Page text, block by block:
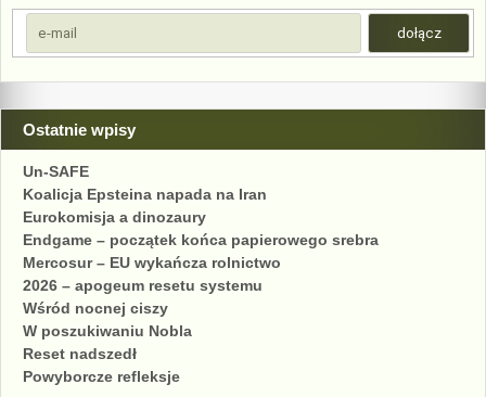
Ostatnie wpisy
Un-SAFE
Koalicja Epsteina napada na Iran
Eurokomisja a dinozaury
Endgame – początek końca papierowego srebra
Mercosur – EU wykańcza rolnictwo
2026 – apogeum resetu systemu
Wśród nocnej ciszy
W poszukiwaniu Nobla
Reset nadszedł
Powyborcze refleksje